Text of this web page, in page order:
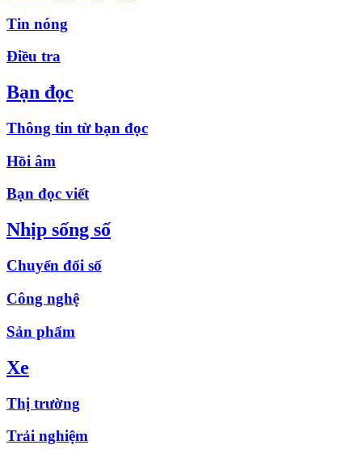
Tin nóng
Điều tra
Bạn đọc
Thông tin từ bạn đọc
Hồi âm
Bạn đọc viết
Nhịp sống số
Chuyển đổi số
Công nghệ
Sản phẩm
Xe
Thị trường
Trải nghiệm